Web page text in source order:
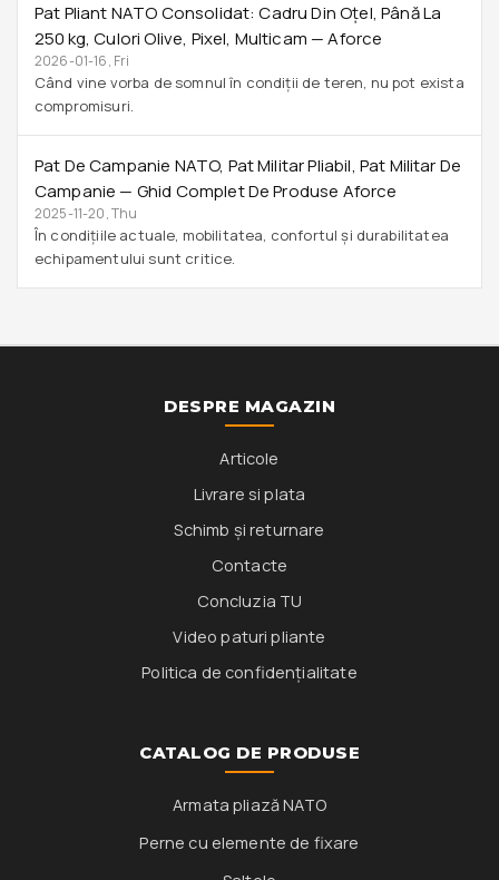
Pat Pliant NATO Consolidat: Cadru Din Oțel, Până La
250 Kg, Culori Olive, Pixel, Multicam — Aforce
2026-01-16, Fri
Când vine vorba de somnul în condiții de teren, nu pot exista
compromisuri.
Pat De Campanie NATO, Pat Militar Pliabil, Pat Militar De
Campanie — Ghid Complet De Produse Aforce
2025-11-20, Thu
În condițiile actuale, mobilitatea, confortul și durabilitatea
echipamentului sunt critice.
DESPRE MAGAZIN
Articole
Livrare si plata
Schimb și returnare
Contacte
Concluzia TU
Video paturi pliante
Politica de confidențialitate
CATALOG DE PRODUSE
Armata pliază NATO
Perne cu elemente de fixare